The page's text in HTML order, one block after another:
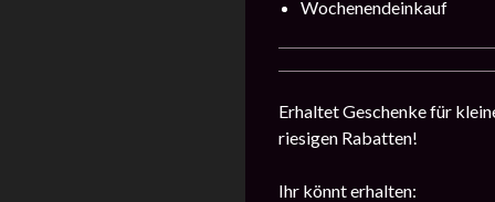
Wochenendeinkauf
Erhaltet Geschenke für
riesigen Rabatten!
Ihr könnt erhalten: